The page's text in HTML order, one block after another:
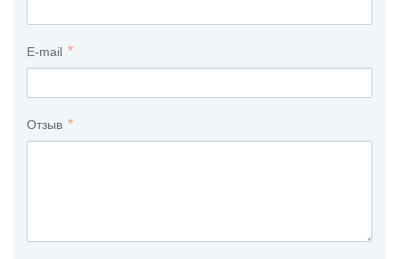
E-mail
Отзыв